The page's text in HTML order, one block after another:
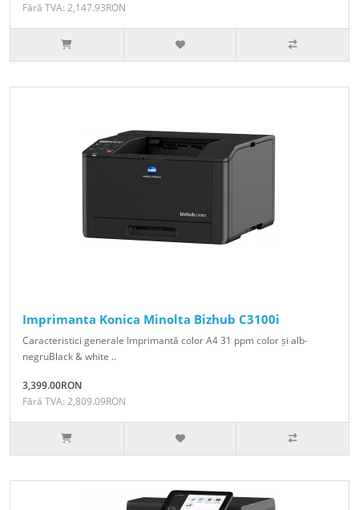
Fără TVA: 2,147.93RON
Imprimanta Konica Minolta Bizhub C3100i
Caracteristici generale Imprimantă color A4 31 ppm color și alb-
negruBlack & white ..
3,399.00RON
Fără TVA: 2,809.09RON